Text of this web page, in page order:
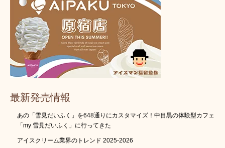
最新発売情報
あの「雪見だいふく」を648通りにカスタマイズ！中目黒の体験型カフェ
「my 雪見だいふく」に行ってきた
アイスクリーム業界のトレンド 2025-2026